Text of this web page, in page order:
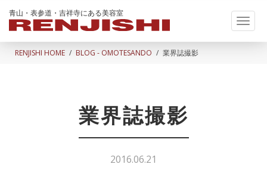
青山・表参道・吉祥寺にある美容室
RENJISHI HOME BLOG - OMOTESANDO 業界誌撮影
業界誌撮影
2016.06.21